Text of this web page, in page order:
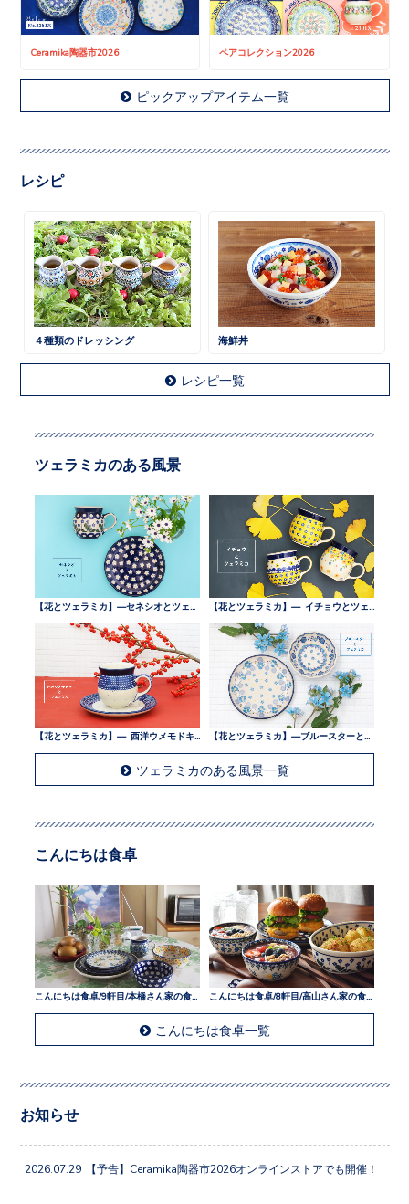
Ceramika陶器市2026 ペアコレクション2026
ピックアップアイテム一覧
レシピ
４種類のドレッシング 海鮮丼
レシピ一覧
ツェラミカのある風景
ツェラミカのある風景一覧
こんにちは食卓
こんにちは食卓/9軒目/本橋さん家の食卓
こんにちは食卓一覧
お知らせ
2026.07.29 【予告】Ceramika陶器市2026オンラインストアでも開催！